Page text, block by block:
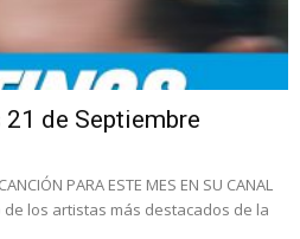
de Septiembre
PARA ESTE MES EN SU CANAL
de los artistas más destacados de la